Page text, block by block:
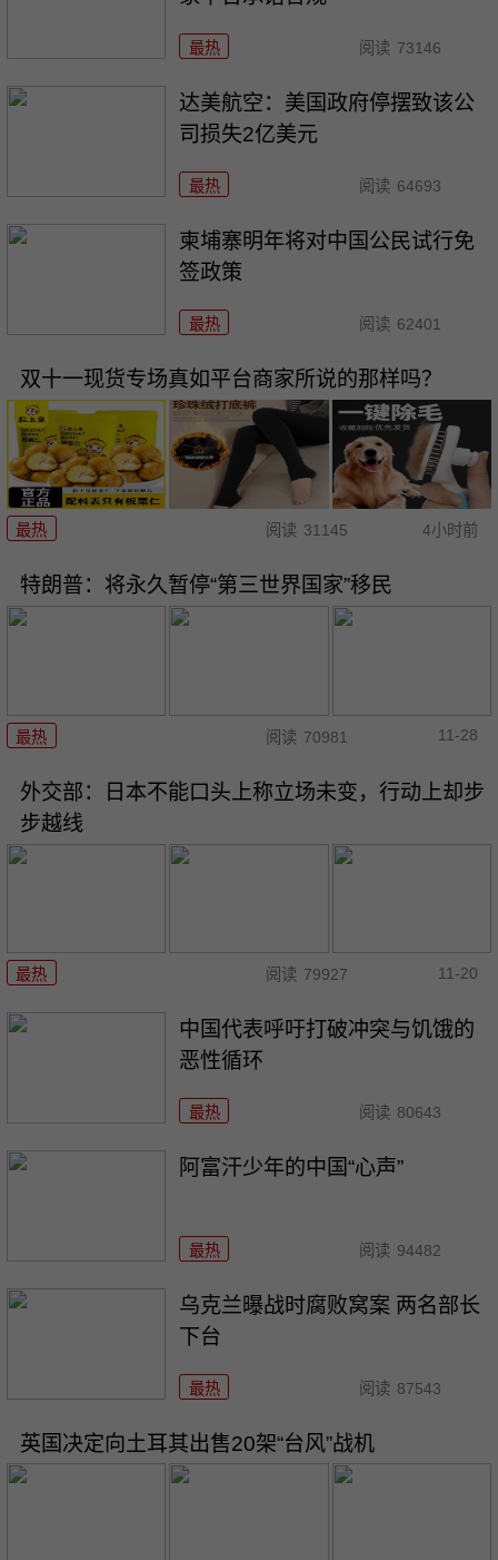
最热 阅读 73146
达美航空：美国政府停摆致该公
司损失2亿美元
最热 阅读 64693
柬埔寨明年将对中国公民试行免
签政策
最热 阅读 62401
双十一现货专场真如平台商家所说的那样吗？
最热 阅读 31145 4小时前
特朗普：将永久暂停“第三世界国家”移民
最热 阅读 70981 11-28
外交部：日本不能口头上称立场未变，行动上却步
步越线
最热 阅读 79927 11-20
中国代表呼吁打破冲突与饥饿的
恶性循环
最热 阅读 80643
阿富汗少年的中国“心声”
最热 阅读 94482
乌克兰曝战时腐败窝案 两名部长
下台
最热 阅读 87543
英国决定向土耳其出售20架“台风”战机